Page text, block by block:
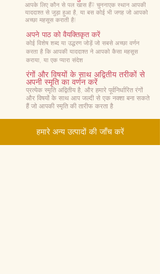
आपके लिए कौन से पल खास हैं? चुननाएक स्थान आपकी
याददाश्त से जुड़ा हुआ है, या बस कोई भी जगह जो आपको
अच्छा महसूस कराती है!
अपने पाठ को वैयक्तिकृत करें
कोई विशेष शब्द या उद्धरण जोड़ें जो सबसे अच्छा वर्णन
करता है कि आपकी याददाश्त ने आपको कैसा महसूस
कराया, या एक प्यारा संदेश
रंगों और विषयों के साथ अद्वितीय तरीकों से
अपनी स्मृति का वर्णन करें
प्रत्येक स्मृति अद्वितीय है, और हमारे पूर्वनिर्धारित रंगों
और विषयों के साथ आप जल्दी से एक नक्शा बना सकते
हैं जो आपकी स्मृति की तारीफ करता है
हमारे अन्य उत्पादों की जाँच करें